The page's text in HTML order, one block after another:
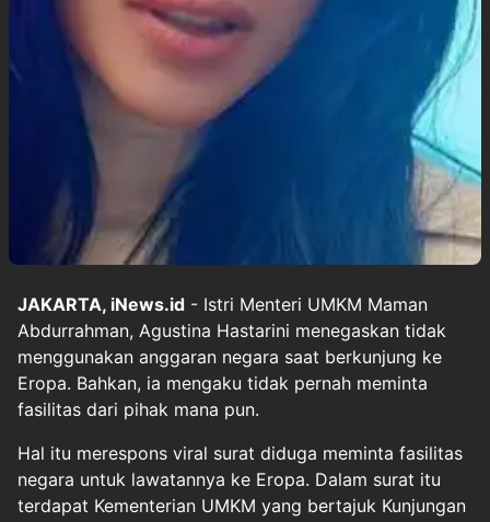
JAKARTA, iNews.id - Istri Menteri UMKM Maman
Abdurrahman, Agustina Hastarini menegaskan tidak
menggunakan anggaran negara saat berkunjung ke
Eropa. Bahkan, ia mengaku tidak pernah meminta
fasilitas dari pihak mana pun.
Hal itu merespons viral surat diduga meminta fasilitas
negara untuk lawatannya ke Eropa. Dalam surat itu
terdapat Kementerian UMKM yang bertajuk Kunjungan